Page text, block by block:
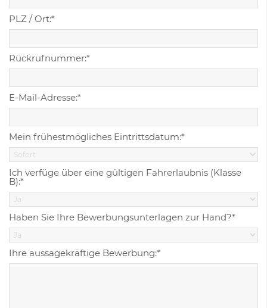
PLZ / Ort:*
Rückrufnummer:*
E-Mail-Adresse:*
Mein frühestmögliches Eintrittsdatum:*
Ich verfüge über eine gültigen Fahrerlaubnis (Klasse
B):*
Haben Sie Ihre Bewerbungsunterlagen zur Hand?*
Ihre aussagekräftige Bewerbung:*